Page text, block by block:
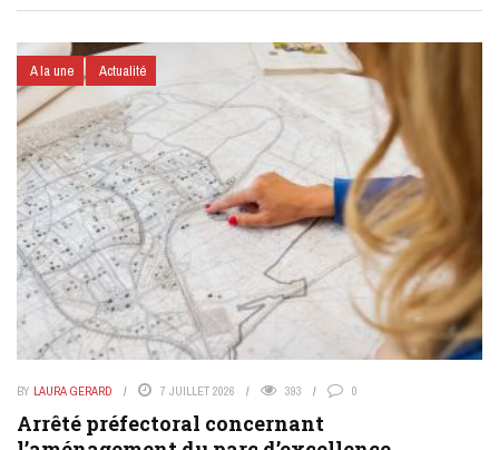
A la une Actualité
BY LAURA GERARD 7 JUILLET 2026 393 0
Arrêté préfectoral concernant